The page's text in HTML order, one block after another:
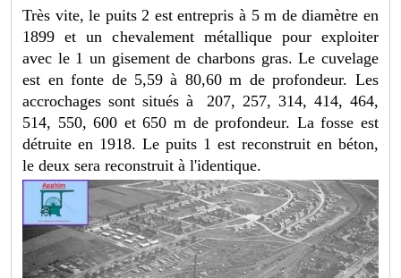
Très vite, le puits 2 est entrepris à 5 m de diamètre en
1899 et un chevalement métallique pour exploiter
avec le 1 un gisement de charbons gras. Le cuvelage
est en fonte de 5,59 à 80,60 m de profondeur. Les
accrochages sont situés à 207, 257, 314, 414, 464,
514, 550, 600 et 650 m de profondeur. La fosse est
détruite en 1918. Le puits 1 est reconstruit en béton,
le deux sera reconstruit à l'identique.